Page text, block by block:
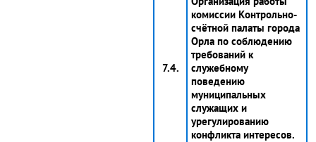
7.4.
комиссии Контрольно-
счётной палаты города
Орла по соблюдению
требований к
служебному
поведению
муниципальных
служащих и
урегулированию
конфликта интересов.